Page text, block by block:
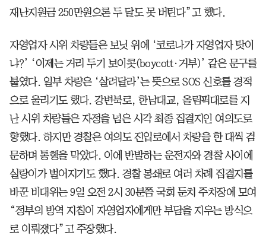
재난지원금 250만원으론 두 달도 못 버틴다”고 했다.
자영업자 시위 차량들은 보닛 위에 ‘코로나가 자영업자 탓이
냐?’ ‘이제는 거리 두기 보이콧(boycott·거부)’ 같은 문구를
붙였다. 일부 차량은 ‘살려달라’는 뜻으로 SOS 신호를 경적
으로 울리기도 했다. 강변북로, 한남대교, 올림픽대로를 지
난 시위 차량들은 자정을 넘은 시각 최종 집결지인 여의도로
향했다. 하지만 경찰은 여의도 진입로에서 차량을 한 대씩 검
문하며 통행을 막았다. 이에 반발하는 운전자와 경찰 사이에
실랑이가 벌어지기도 했다. 경찰 봉쇄로 여러 차례 집결지를
바꾼 비대위는 9일 오전 2시 30분쯤 국회 둔치 주차장에 모여
“정부의 방역 지침이 자영업자에게만 부담을 지우는 방식으
로 이뤄졌다”고 주장했다.